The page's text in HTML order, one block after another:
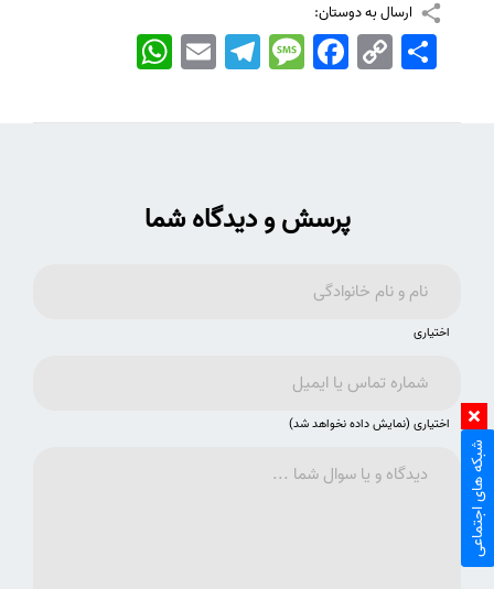
ارسال به دوستان:
WhatsApp EmailTelegramMessageFacebook Copy
Link
اشتراک
پرسش و دیدگاه شما
اختیاری
اختیاری (نمایش داده نخواهد شد)
شبکه های اجتماعی